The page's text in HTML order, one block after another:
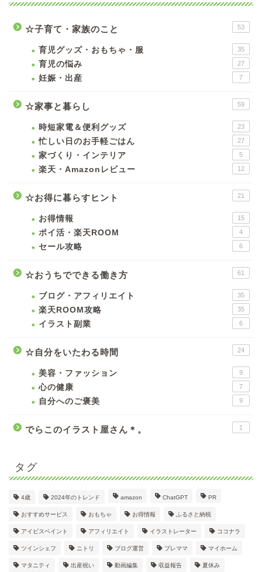
☆子育て・家族のこと 53
育児グッズ・おもちゃ・服 35
育児の悩み 27
妊娠・出産 7
☆家事と暮らし 59
時短家電＆便利グッズ 23
忙しい日のお手軽ごはん 27
家づくり・インテリア 5
楽天・Amazonレビュー 12
☆お得に暮らすヒント 21
お得情報 15
ポイ活・楽天ROOM 4
セール攻略 6
☆おうちでできる働き方 61
ブログ・アフィリエイト 35
楽天ROOM攻略 35
イラスト副業 6
☆自分をいたわる時間 24
美容・ファッション 9
心の健康 7
自分へのご褒美 9
でらこのイラスト屋さん＊。 1
タグ
4歳 2024年のトレンド amazon ChatGPT PR
おすすめサービス おもちゃ お得情報 ふるさと納税
アイビスペイント アフィリエイト イラストレーター ココナラ
ツインシェフ ニトリ ブログ運営 プレママ マイホーム
マタニティ 出産祝い 動画編集 収益報告 夏休み